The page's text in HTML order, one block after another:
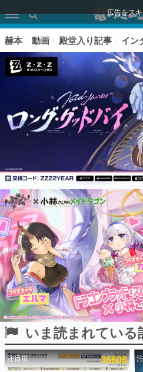
広告をス
ピックアップ
電ファミのいま読まれている記事
アプリセール情報
インタビュー
連載・特集一覧
殿堂入り記事
SNS拡散数が数千以上
ど。多くの人々に読ま
事をまとめました。
赫本 動画 殿堂入り記事 イン
いま読まれている
注目度 36608